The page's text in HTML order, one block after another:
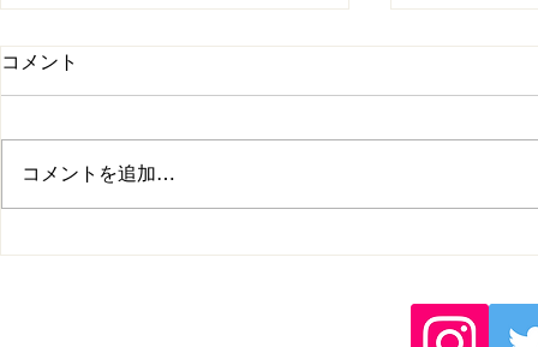
練習会開催のお知らせ
2026年度
コメント
コメントを追加…